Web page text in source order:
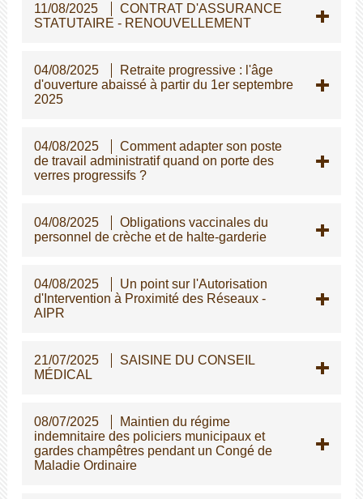
11/08/2025
CONTRAT D'ASSURANCE
STATUTAIRE - RENOUVELLEMENT
04/08/2025
Retraite progressive : l'âge
d'ouverture abaissé à partir du 1er septembre
2025
04/08/2025
Comment adapter son poste
de travail administratif quand on porte des
verres progressifs ?
04/08/2025
Obligations vaccinales du
personnel de crèche et de halte-garderie
04/08/2025
Un point sur l'Autorisation
d'Intervention à Proximité des Réseaux -
AIPR
21/07/2025
SAISINE DU CONSEIL
MÉDICAL
08/07/2025
Maintien du régime
indemnitaire des policiers municipaux et
gardes champêtres pendant un Congé de
Maladie Ordinaire